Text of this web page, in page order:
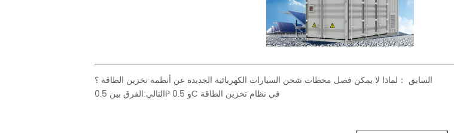
السابق ： لماذا لا يمكن فصل محطات شحن السيارات الكهربائية الجديدة عن أنظمة تخزين الطاقة ؟
التالي:
الفرق بين 0.5P و 0.5C في نظام تخزين الطاقة